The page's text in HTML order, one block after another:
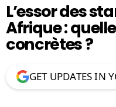
L’essor des
Afrique :
concrètes ?
GET UPDATES IN